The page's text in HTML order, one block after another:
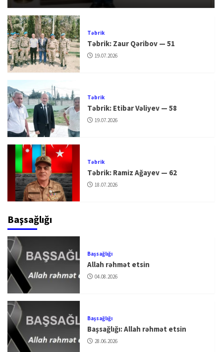
Təbrik
Təbrik: Zaur Qəribov — 51
19.07.2026
Təbrik
Təbrik: Etibar Vəliyev — 58
19.07.2026
Təbrik
Təbrik: Ramiz Ağayev — 62
18.07.2026
Başsağlığı
Başsağlığı
Allah rəhmət etsin
04.08.2026
Başsağlığı
Başsağlığı: Allah rəhmət etsin
28.06.2026